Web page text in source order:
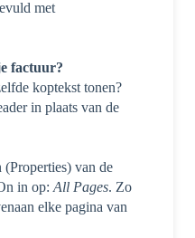
met
factuur?
koptekst tonen?
in plaats van de
(Properties) van de
in op:All Pages. Zo
elke pagina van